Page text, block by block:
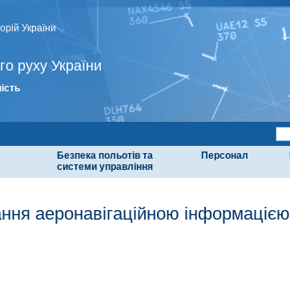
України
руху України
Безпека польотів та
системи управління
Персонал
аеронавігаційною інформацією